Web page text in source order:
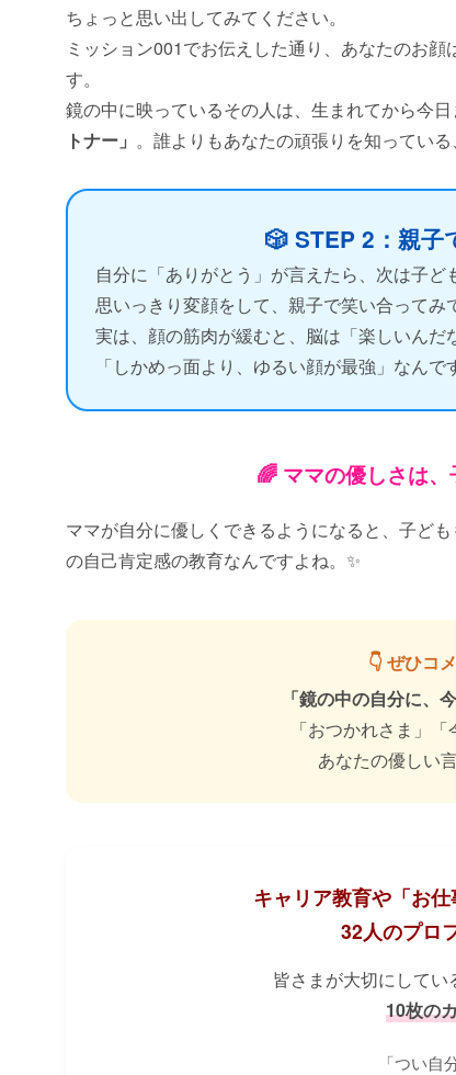
ちょっと思い出してみてください。
ミッション001でお伝えした通り、あなたのお顔
す。
鏡の中に映っているその人は、生まれてから今
トナー」 。誰よりもあなたの頑張りを知ってい
🎲 STEP 2：親子
自分に「ありがとう」が言えたら、次は子ど
思いっきり変顔をして、親子で笑い合って
実は、顔の筋肉が緩むと、脳は「楽しいんだ
「しかめっ面より、ゆるい顔が最強」なんで
🌈 ママの優しさは、
ママが自分に優しくできるようになると、子ど
の自己肯定感の教育なんですよね。✨
👇 ぜひコ
「鏡の中の自分に、
「おつかれさま」
あなたの優しい
キャリア教育や「お仕
32人のプロ
皆さまが大切にしてい
10枚の
「つい自